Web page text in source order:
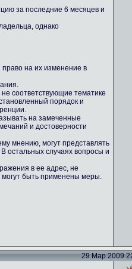
за последние 6 месяцев и
однако
на их изменение в
соответствующие тематике
порядок и
на замеченные
и достоверности
мнению, могут представлять
остальных случаях вопросы и
в ее адрес, не
могут быть применены меры.
29 Мар 2009